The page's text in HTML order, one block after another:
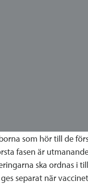
som hör till de
fasen är
ska ordnas i
separat när